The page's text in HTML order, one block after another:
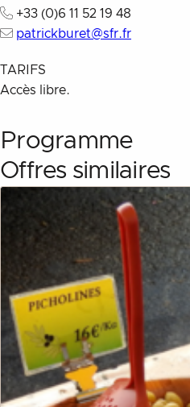
+33 (0)6 11 52 19 48
patrickburet@sfr.fr
TARIFS
Accès libre.
Description
Programme
Offres similaires